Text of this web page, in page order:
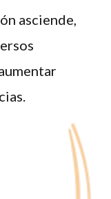
asciende,